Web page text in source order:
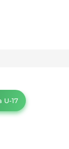
U-17